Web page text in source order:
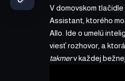
V domovskom
Assistant, ktorého
Allo. Ide o umelú
viesť rozhovor, a
takmerv každej